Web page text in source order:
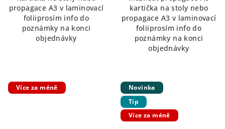
propagace A3 v laminovací
foliiprosím info do
poznámky na konci
objednávky
5
hvězdiček.
kartička na stoly nebo
propagace A3 v laminovací
foliiprosím info do
poznámky na konci
objednávky
Více za méně
Novinka
Tip
Více za méně